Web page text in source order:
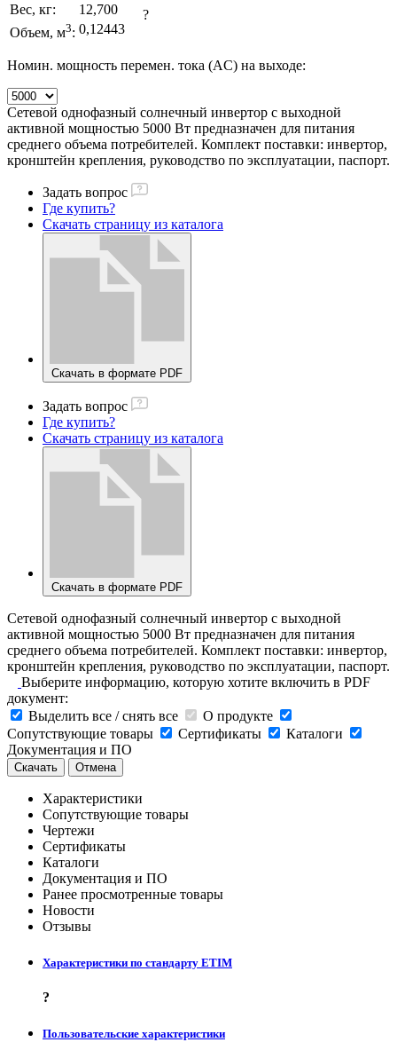
Вес, кг:
12,700
Объем, м3: 0,12443
?
Номин. мощность перемен. тока (AC) на выходе:
Сетевой однофазный солнечный инвертор с выходной
активной мощностью 5000 Вт предназначен для питания
среднего объема потребителей. Комплект поставки: инвертор,
кронштейн крепления, руководство по эксплуатации, паспорт.
Задать вопрос
Где купить?
Скачать страницу из каталога
Скачать в формате PDF
Задать вопрос
Где купить?
Скачать страницу из каталога
Скачать в формате PDF
Сетевой однофазный солнечный инвертор с выходной
активной мощностью 5000 Вт предназначен для питания
среднего объема потребителей. Комплект поставки: инвертор,
кронштейн крепления, руководство по эксплуатации, паспорт.
Выберите информацию, которую хотите включить в PDF
документ:
Выделить все / снять все
О продукте
Сопутствующие товары
Сертификаты
Каталоги
Документация и ПО
Скачать Отмена
Характеристики
Сопутствующие товары
Чертежи
Сертификаты
Каталоги
Документация и ПО
Ранее просмотренные товары
Новости
Отзывы
Характеристики по стандарту ETIM
?
Пользовательские характеристики